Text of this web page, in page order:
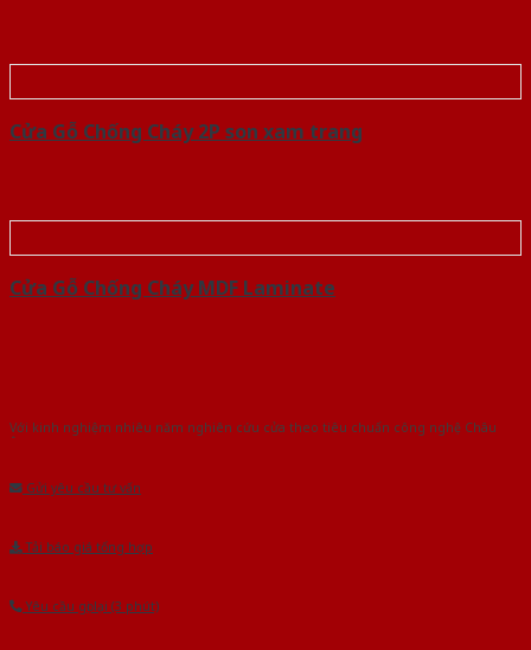
Cửa Gỗ Chống Cháy 2P son xam trang
Cửa Gỗ Chống Cháy MDF Laminate
Với kinh nghiệm nhiêu năm nghiên cứu cửa theo tiêu chuẩn công nghệ Châu
Âu.Chúng tôi tự tin là nhà sản xuất & cung cấp hàng đầu tại Việt Nam!
Gửi yêu cầu tư vấn
Tải báo giá tổng hợp
Yêu cầu gọi lại (3 phút)